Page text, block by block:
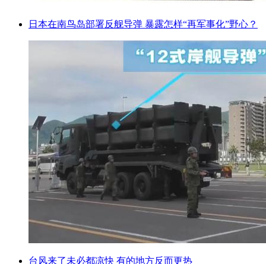
日本在南鸟岛部署反舰导弹 暴露怎样“再军事化”野心？
台风来了未必都凉快 有的地方反而更热